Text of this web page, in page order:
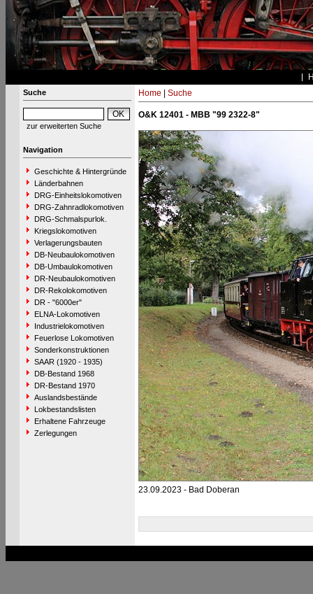
Suche
zur erweiterten Suche
Navigation
Geschichte & Hintergründe
Länderbahnen
DRG-Einheitslokomotiven
DRG-Zahnradlokomotiven
DRG-Schmalspurlok.
Kriegslokomotiven
Verlagerungsbauten
DB-Neubaulokomotiven
DB-Umbaulokomotiven
DR-Neubaulokomotiven
DR-Rekolokomotiven
DR - "6000er"
ELNA-Lokomotiven
Industrielokomotiven
Feuerlose Lokomotiven
Sonderkonstruktionen
SAAR (1920 - 1935)
DB-Bestand 1968
DR-Bestand 1970
Auslandsbestände
Lokbestandslisten
Erhaltene Fahrzeuge
Zerlegungen
Home Suche
O&K 12401 - MBB "99 2322-8"
23.09.2023 - Bad Doberan